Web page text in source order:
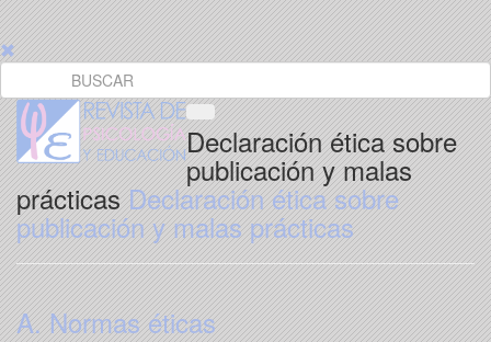
Declaración ética sobre
publicación y malas
prácticasDeclaración ética sobre
publicación y malas prácticas
A. Normas éticas